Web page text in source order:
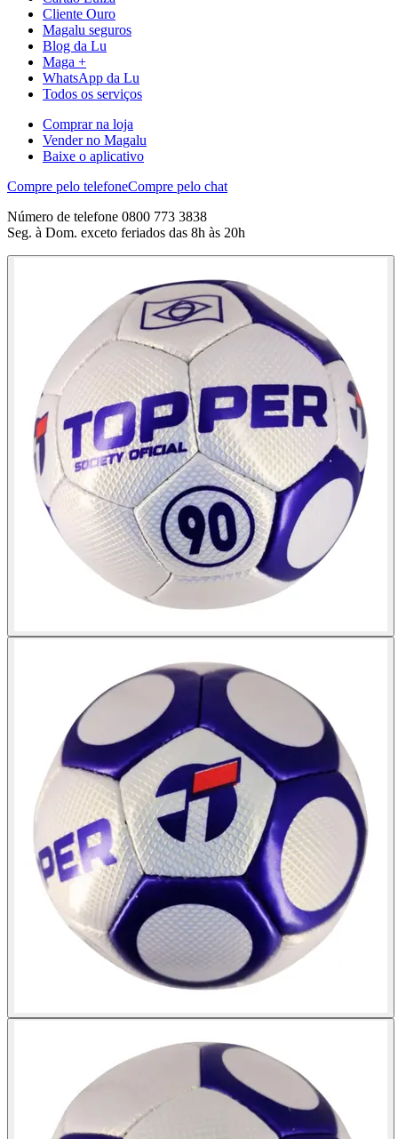
Cliente Ouro
Magalu seguros
Blog da Lu
Maga +
WhatsApp da Lu
Todos os serviços
Comprar na loja
Vender no Magalu
Baixe o aplicativo
Compre pelo telefoneCompre pelo chat
Número de telefone 0800 773 3838
Seg. à Dom. exceto feriados das 8h às 20h